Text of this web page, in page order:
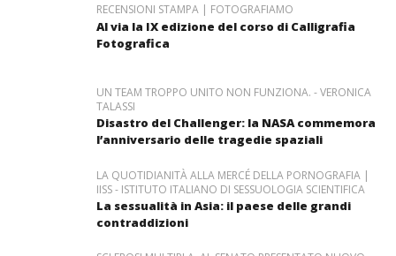
RECENSIONI STAMPA | FOTOGRAFIAMO
Al via la IX edizione del corso di Calligrafia
Fotografica
UN TEAM TROPPO UNITO NON FUNZIONA. - VERONICA
TALASSI
Disastro del Challenger: la NASA commemora
l’anniversario delle tragedie spaziali
LA QUOTIDIANITÀ ALLA MERCÉ DELLA PORNOGRAFIA |
IISS - ISTITUTO ITALIANO DI SESSUOLOGIA SCIENTIFICA
La sessualità in Asia: il paese delle grandi
contraddizioni